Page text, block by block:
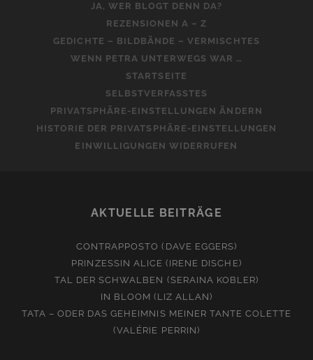
JA, WER BLOGT DENN DA?
REZENSIONEN A – Z
GEDICHTE – BILDBÄNDE – VERMISCHTES
WENN PETRA UNTERWEGS WAR …
STARTSEITE
SELBSTVERFASSTES
PRIVATSPHÄRE-EINSTELLUNGEN ÄNDERN
HISTORIE DER PRIVATSPHÄRE-EINSTELLUNGEN
EINWILLIGUNGEN WIDERRUFEN
AKTUELLE BEITRÄGE
CONTRAPPOSTO (DAVE EGGERS)
PRINZESSIN ALICE (IRENE DISCHE)
TAL DER SCHWALBEN (SERAINA KOBLER)
IN BLOOM (LIZ ALLAN)
TATA – ODER DAS GEHEIMNIS MEINER TANTE COLETTE
(VALÉRIE PERRIN)